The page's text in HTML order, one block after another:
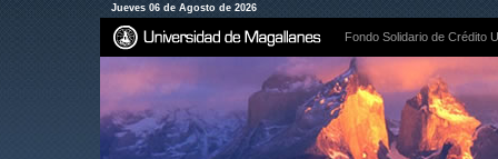
Jueves 06 de Agosto de 2026
Fondo Solidario de Crédito